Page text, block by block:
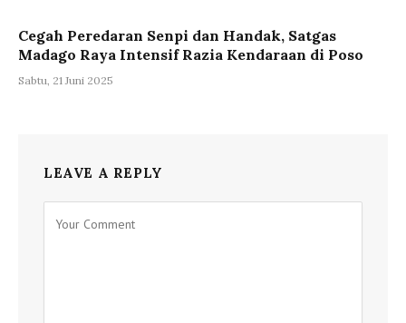
Cegah Peredaran Senpi dan Handak, Satgas
Madago Raya Intensif Razia Kendaraan di Poso
Sabtu, 21 Juni 2025
LEAVE A REPLY